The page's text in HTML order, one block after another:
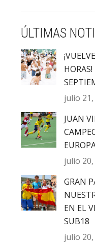
ÚLTIMAS
julio
JUAN
julio
GRAN
EN EL
SUB18
julio